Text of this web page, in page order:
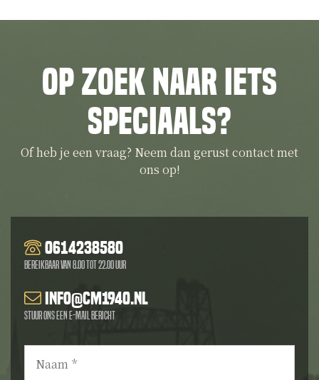
Op zoek naar iets
speciaals?
Of heb je een vraag? Neem dan gerust contact met
ons op!
0614238580
Bereikbaar van 8.00 tot 22.00 uur
info@cm1940.nl
Stuur ons een e-mail bericht
Naam *